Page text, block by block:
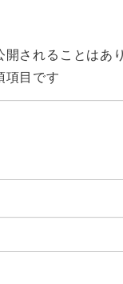
されることはあ
項目です